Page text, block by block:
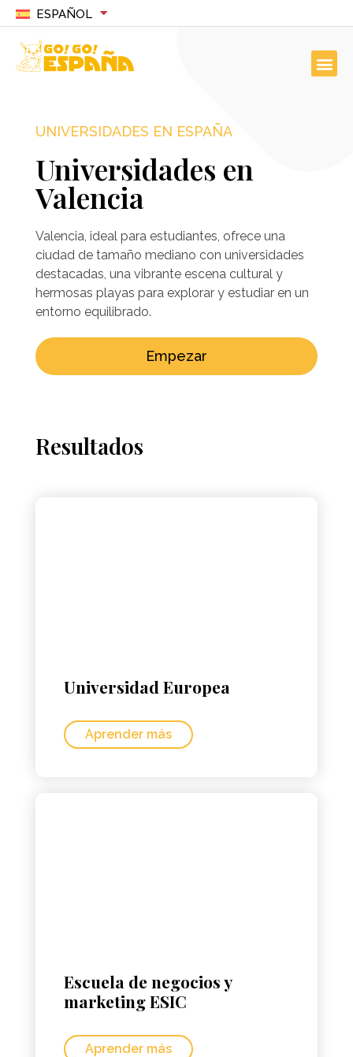
ESPAÑOL
UNIVERSIDADES EN ESPAÑA
Universidades en
Valencia
Valencia, ideal para estudiantes, ofrece una
ciudad de tamaño mediano con universidades
destacadas, una vibrante escena cultural y
hermosas playas para explorar y estudiar en un
entorno equilibrado.
Empezar
Resultados
Universidad Europea
Aprender más
Escuela de negocios y
marketing ESIC
Aprender más